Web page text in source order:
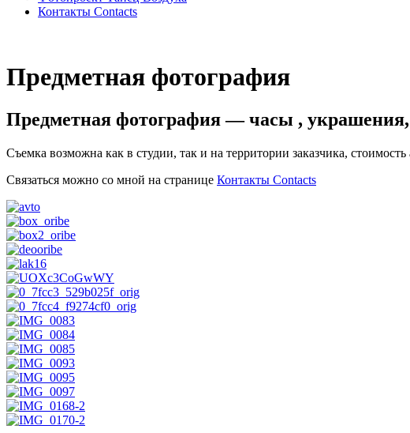
Контакты Contacts
Предметная фотография
Предметная фотография — часы , украшения,
Съемка возможна как в студии, так и на территории заказчика,
Связаться можно со мной на странице Контакты Contacts